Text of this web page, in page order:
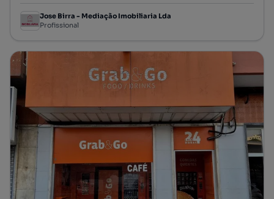
Jose Birra - Mediação Imobiliaria Lda
Profissional